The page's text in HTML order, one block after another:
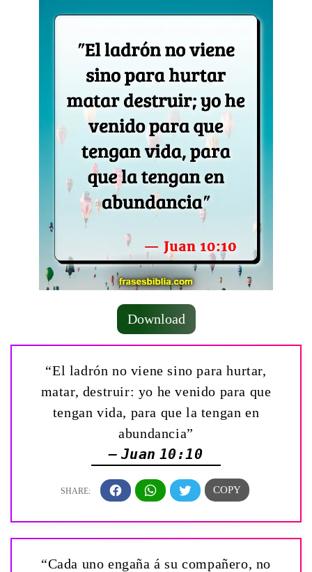
Download
“El ladrón no viene sino para hurtar,
matar, destruir: yo he venido para que
tengan vida, para que la tengan en
abundancia”
— Juan 10:10
“Cada uno engaña á su compañero, no